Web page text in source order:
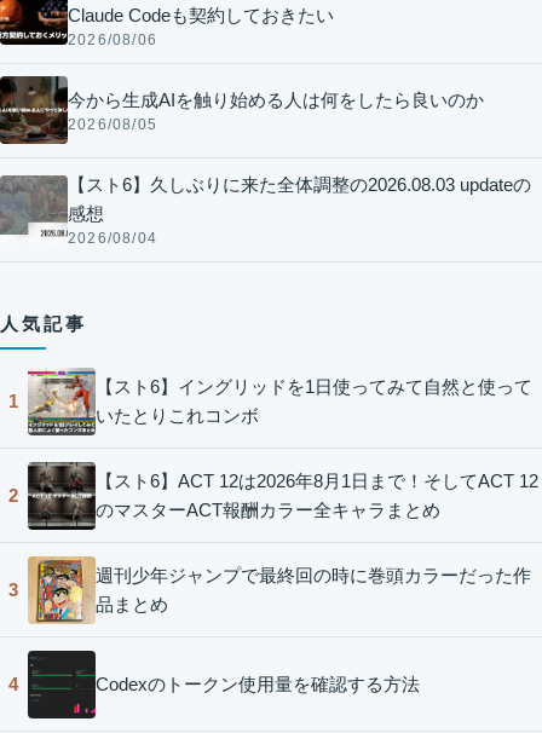
Claude Codeも契約しておきたい
2026/08/06
今から生成AIを触り始める人は何をしたら良いのか
2026/08/05
【スト6】久しぶりに来た全体調整の2026.08.03 updateの
感想
2026/08/04
人気記事
1
【スト6】イングリッドを1日使ってみて自然と使って
いたとりこれコンボ
2
【スト6】ACT 12は2026年8月1日まで！そしてACT 12
のマスターACT報酬カラー全キャラまとめ
3
週刊少年ジャンプで最終回の時に巻頭カラーだった作
品まとめ
4 Codexのトークン使用量を確認する方法